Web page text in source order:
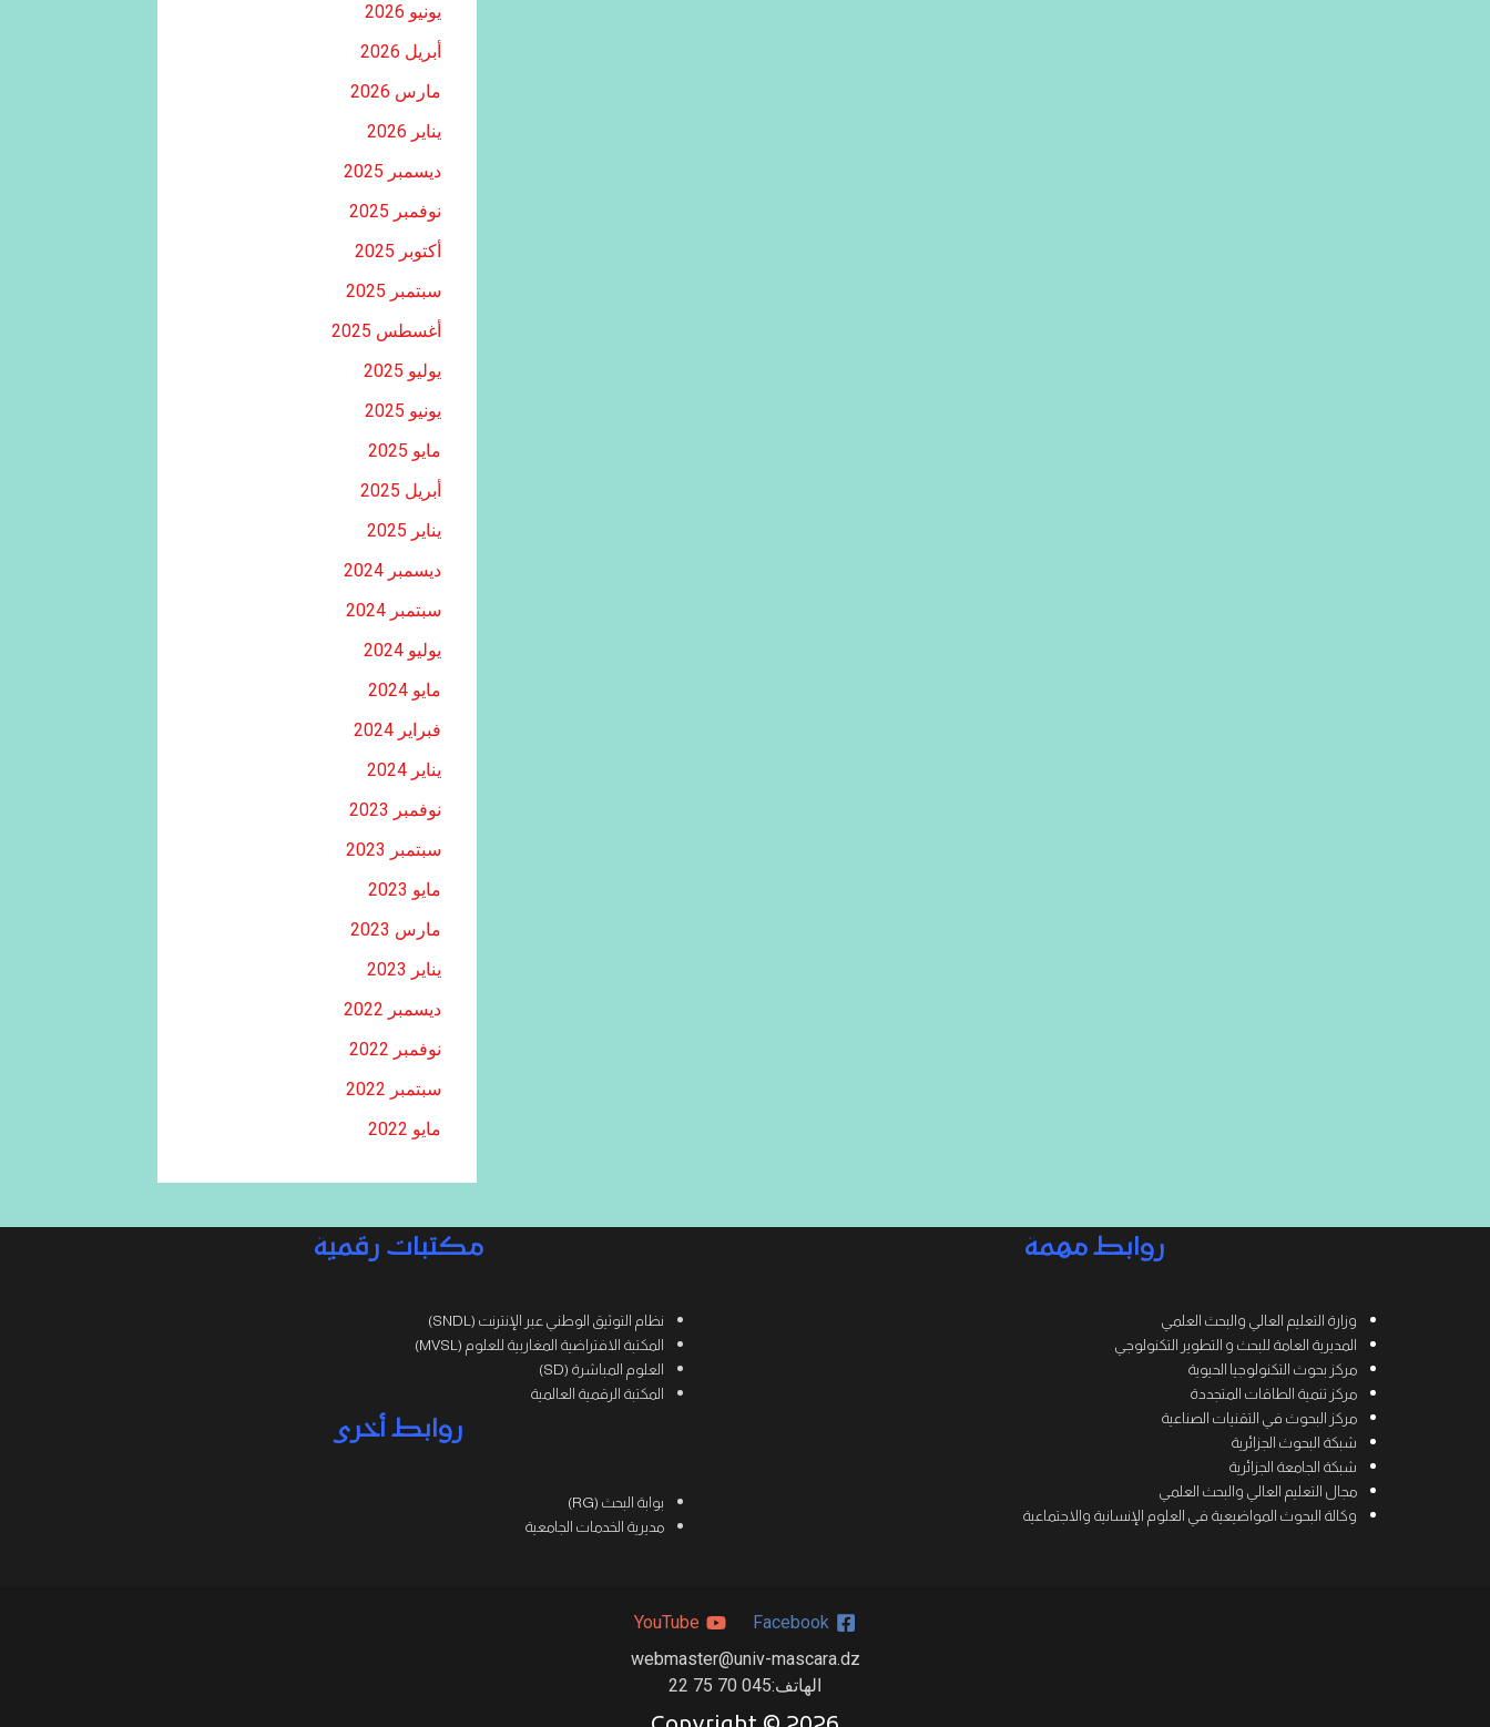
يونيو 2026
أبريل 2026
مارس 2026
يناير 2026
ديسمبر 2025
نوفمبر 2025
أكتوبر 2025
سبتمبر 2025
أغسطس 2025
يوليو 2025
يونيو 2025
مايو 2025
أبريل 2025
يناير 2025
ديسمبر 2024
سبتمبر 2024
يوليو 2024
مايو 2024
فبراير 2024
يناير 2024
نوفمبر 2023
سبتمبر 2023
مايو 2023
مارس 2023
يناير 2023
ديسمبر 2022
نوفمبر 2022
سبتمبر 2022
مايو 2022
روابط مهمة
وزارة التعليم العالي والبحث العلمي
المديرية العامة للبحث و التطوير التكنولوجي
مركز بحوث التكنولوجيا الحيوية
مركز تنمية الطاقات المتجددة
مركز البحوث في التقنيات الصناعية
شبكة البحوث الجزائرية
شبكة الجامعة الجزائرية
مجال التعليم العالي والبحث العلمي
وكالة البحوث المواضيعية في العلوم الإنسانية والاجتماعية
مكتبات رقمية
نظام التوثيق الوطني عبر الإنترنت (SNDL)
المكتبة الافتراضية المغاربية للعلوم (MVSL)
العلوم المباشرة (SD)
المكتبة الرقمية العالمية
روابط أخرى
بوابة البحث (RG)
مديرية الخدمات الجامعية
Facebook
YouTube
webmaster@univ-mascara.dz
الهاتف:045 70 75 22